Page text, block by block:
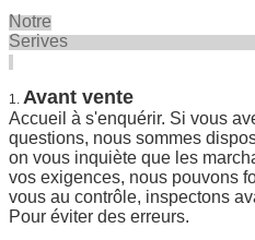
Notre
1. Avant vente
Accueil à s'enquérir. Si vous
questions, nous sommes
on vous inquiète que les
vos exigences, nous pouvons
vous au contrôle, inspectons
Pour éviter des erreurs.